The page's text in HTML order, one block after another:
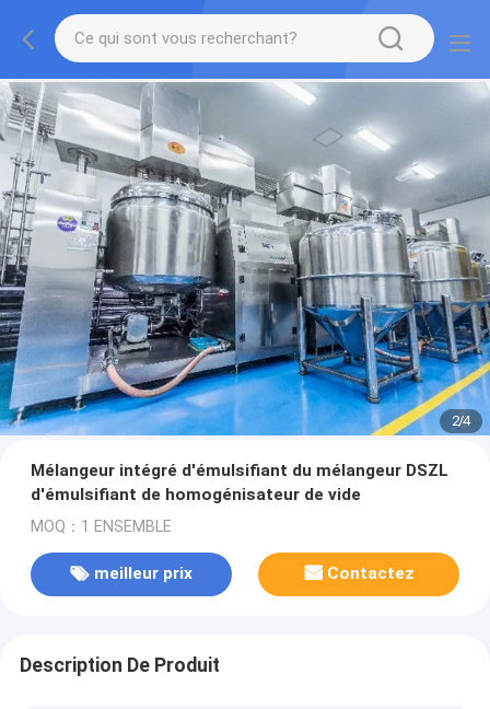
2/4
Mélangeur intégré d'émulsifiant du mélangeur DSZL
d'émulsifiant de homogénisateur de vide
MOQ：1 ENSEMBLE
meilleur prix Contactez
Description De Produit